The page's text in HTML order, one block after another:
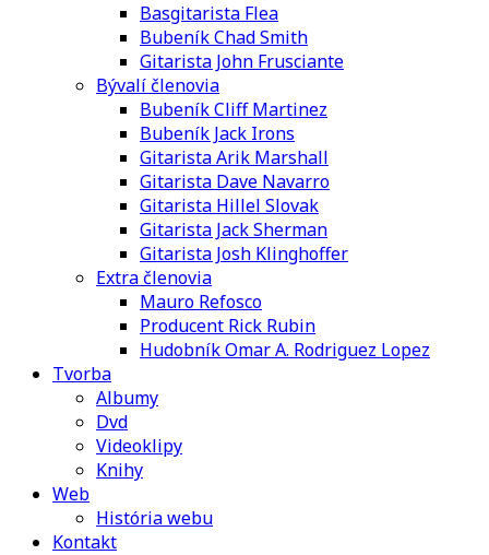
Basgitarista Flea
Bubeník Chad Smith
Gitarista John Frusciante
Bývalí členovia
Bubeník Cliff Martinez
Bubeník Jack Irons
Gitarista Arik Marshall
Gitarista Dave Navarro
Gitarista Hillel Slovak
Gitarista Jack Sherman
Gitarista Josh Klinghoffer
Extra členovia
Mauro Refosco
Producent Rick Rubin
Hudobník Omar A. Rodriguez Lopez
Tvorba
Albumy
Dvd
Videoklipy
Knihy
Web
História webu
Kontakt